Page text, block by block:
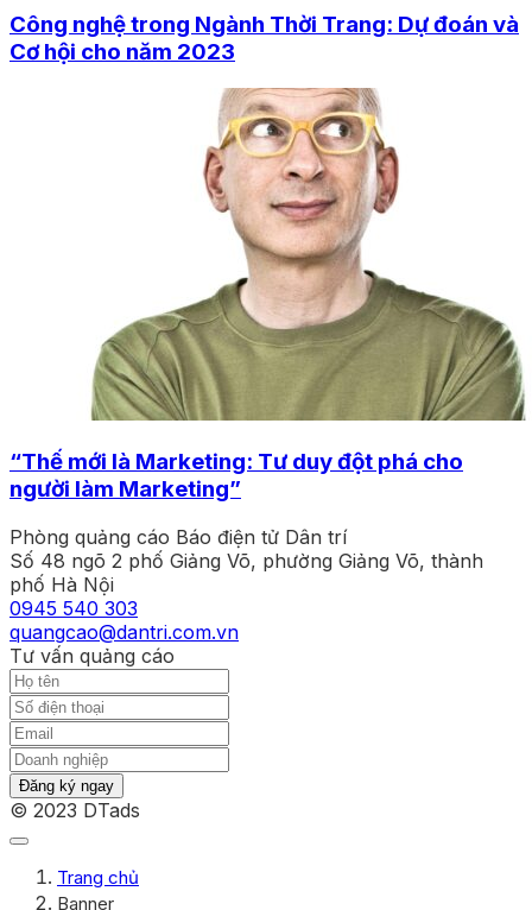
Công nghệ trong Ngành Thời Trang: Dự đoán và
Cơ hội cho năm 2023
“Thế mới là Marketing: Tư duy đột phá cho
người làm Marketing”
Phòng quảng cáo Báo điện tử Dân trí
Số 48 ngõ 2 phố Giảng Võ, phường Giảng Võ, thành
phố Hà Nội
0945 540 303
quangcao@dantri.com.vn
Tư vấn quảng cáo
Đăng ký ngay
© 2023 DTads
Trang chủ
Banner